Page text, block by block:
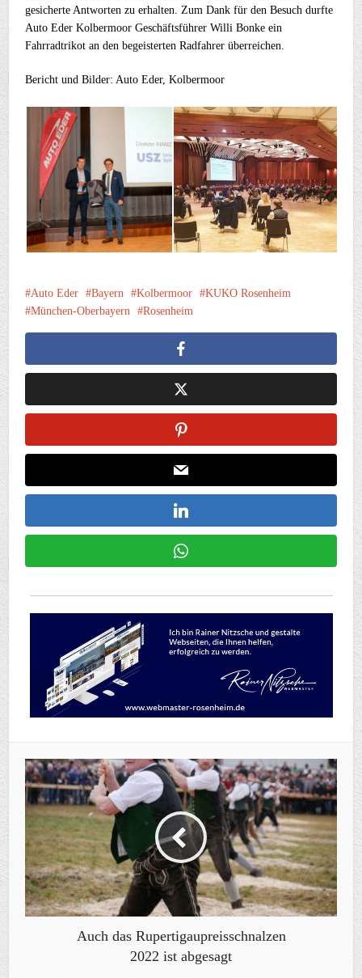
gesicherte Antworten zu erhalten. Zum Dank für den Besuch durfte
Auto Eder Kolbermoor Geschäftsführer Willi Bonke ein
Fahrradtrikot an den begeisterten Radfahrer überreichen.
Bericht und Bilder: Auto Eder, Kolbermoor
Auto Eder Bayern Kolbermoor
KUKO Rosenheim
München-Oberbayern
Rosenheim
Auch das Rupertigaupreisschnalzen
2022 ist abgesagt